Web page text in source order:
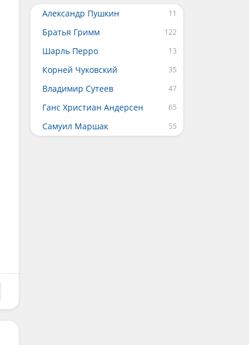
Александр Пушкин
Братья Гримм
Шарль Перро
Корней Чуковский
Владимир Сутеев
Ганс Христиан Андерсен
Самуил Маршак